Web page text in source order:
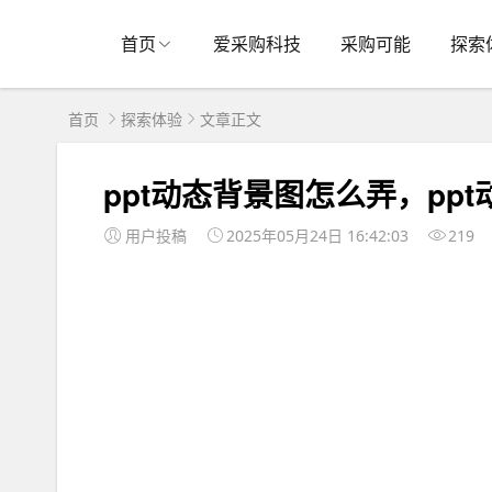
首页 爱采购科技 采购可能 探索
首页 探索体验 文章正文
ppt动态背景图怎么弄，ppt
用户投稿 2025年05月24日 16:42:03 219